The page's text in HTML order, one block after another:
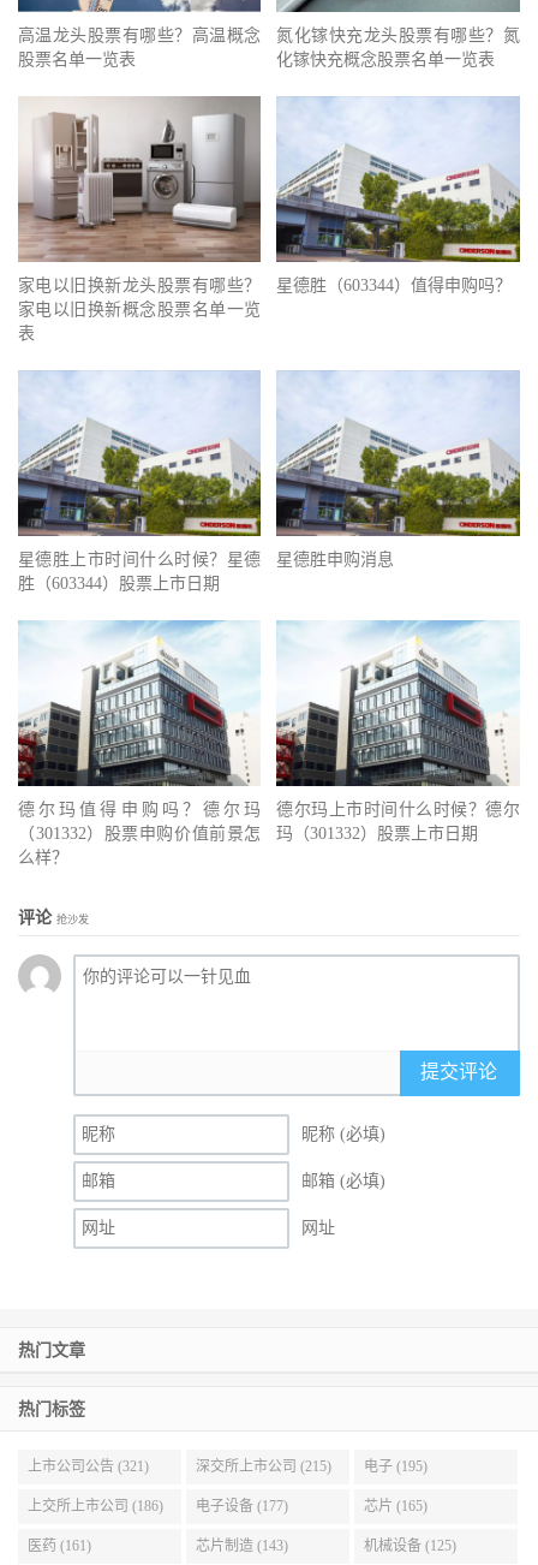
高温龙头股票有哪些？高温概念
股票名单一览表
氮化镓快充龙头股票有哪些？氮
化镓快充概念股票名单一览表
家电以旧换新龙头股票有哪些？
家电以旧换新概念股票名单一览
表
星德胜（603344）值得申购吗？
星德胜上市时间什么时候？星德
胜（603344）股票上市日期
星德胜申购消息
德尔玛值得申购吗？德尔玛
（301332）股票申购价值前景怎
么样？
德尔玛上市时间什么时候？德尔
玛（301332）股票上市日期
评论 抢沙发
提交评论
昵称 (必填)
邮箱 (必填)
网址
热门文章
热门标签
上市公司公告 (321) 深交所上市公司 (215) 电子 (195)
上交所上市公司 (186) 电子设备 (177) 芯片 (165)
医药 (161) 芯片制造 (143) 机械设备 (125)